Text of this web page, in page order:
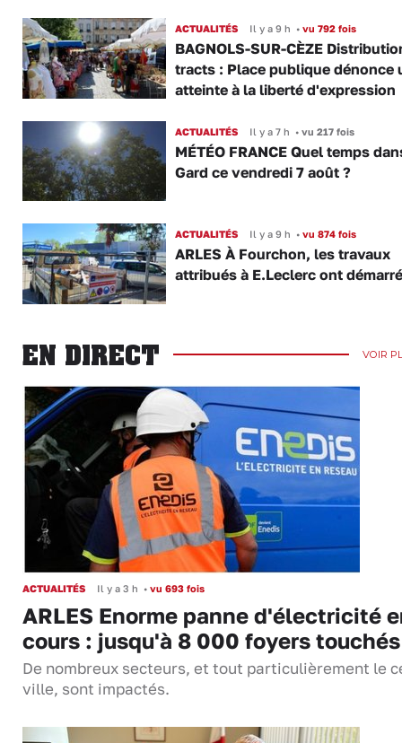
ACTUALITÉS Il y a 9 h •vu 792 fois
BAGNOLS-SUR-CÈZE
tracts : Place publique dénonce
atteinte à la liberté d'expression
ACTUALITÉS Il y a 7 h •vu 217 fois
MÉTÉO FRANCE Quel temps
Gard ce vendredi 7 août ?
ACTUALITÉS Il y a 9 h •vu 874 fois
ARLES À Fourchon, les travaux
attribués à E.Leclerc ont démarré
EN DIRECT VOIR
ACTUALITÉS Il y a 3 h • vu 693 fois
ARLES Enorme panne d'électricité
cours : jusqu'à 8 000 foyers touchés
De nombreux secteurs, et tout particulièrement le
ville, sont impactés.